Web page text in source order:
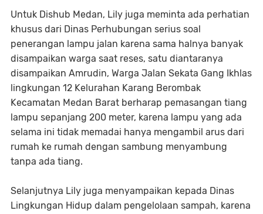
Untuk Dishub Medan, Lily juga meminta ada perhatian
khusus dari Dinas Perhubungan serius soal
penerangan lampu jalan karena sama halnya banyak
disampaikan warga saat reses, satu diantaranya
disampaikan Amrudin, Warga Jalan Sekata Gang Ikhlas
lingkungan 12 Kelurahan Karang Berombak
Kecamatan Medan Barat berharap pemasangan tiang
lampu sepanjang 200 meter, karena lampu yang ada
selama ini tidak memadai hanya mengambil arus dari
rumah ke rumah dengan sambung menyambung
tanpa ada tiang.
Selanjutnya Lily juga menyampaikan kepada Dinas
Lingkungan Hidup dalam pengelolaan sampah, karena